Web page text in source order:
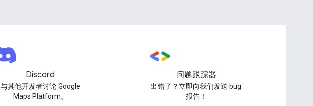
Discord
与其他开发者讨论 Google
Maps Platform。
问题跟踪器
出错了？立即向我们发送 bug
报告！